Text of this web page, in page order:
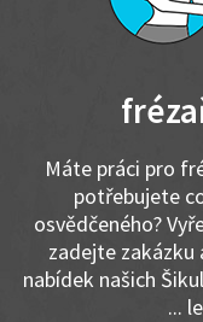
Máte práci pro
potřebujete
osvědčeného?
zadejte zakázku
nabídek našich
...